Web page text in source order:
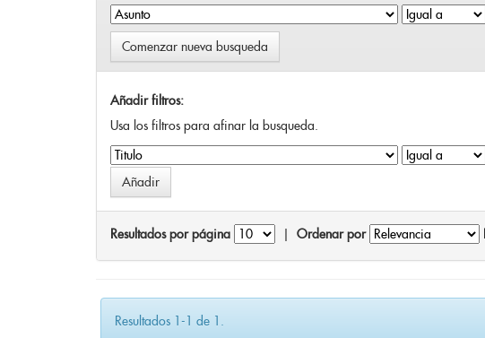
Comenzar nueva busqueda
Añadir filtros:
Usa los filtros para afinar la busqueda.
Resultados por página Ordenar por
Resultados 1-1 de 1.